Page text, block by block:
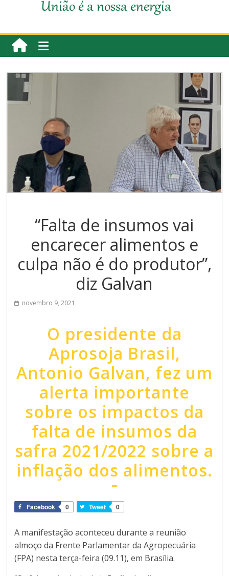
União é a nossa energia
“Falta de insumos vai
encarecer alimentos e
culpa não é do produtor”,
diz Galvan
novembro 9, 2021
O presidente da
Aprosoja Brasil,
Antonio Galvan, fez um
alerta importante
sobre os impactos da
falta de insumos da
safra 2021/2022 sobre a
inflação dos alimentos.
Facebook 0 Tweet 0
A manifestação aconteceu durante a reunião
almoço da Frente Parlamentar da Agropecuária
(FPA) nesta terça-feira (09.11), em Brasília.